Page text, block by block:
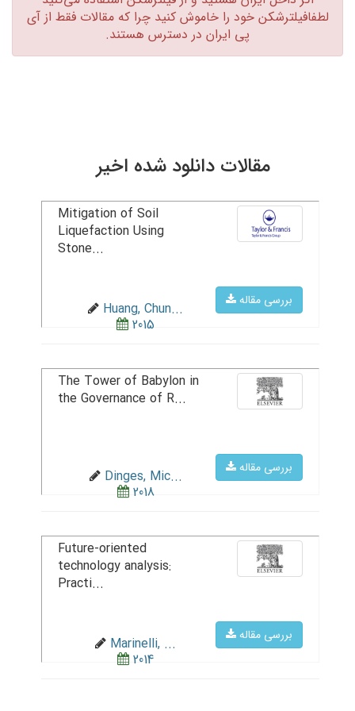
لطفافیلترشکن خود را خاموش کنید چرا که مقالات فقط از آی
پی ایران در دسترس هستند.‏
مقالات دانلود شده اخیر
بررسی مقاله
Mitigation of Soil
Liquefaction Using
Stone...
Huang, Chun...
2015
بررسی مقاله
The Tower of Babylon in
the Governance of R...
Dinges, Mic...
2018
بررسی مقاله
Future-oriented
technology analysis:
Practi...
Marinelli, ...
2014